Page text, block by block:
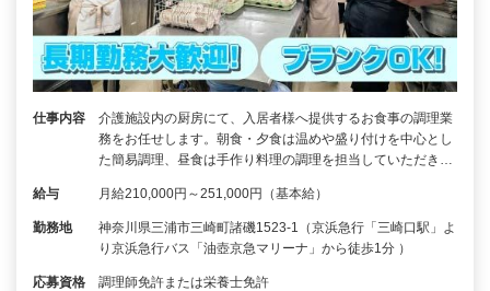
仕事内容
介護施設内の厨房にて、入居者様へ提供するお食事の調理業
務をお任せします。朝食・夕食は温めや盛り付けを中心とし
た簡易調理、昼食は手作り料理の調理を担当していただき…
給与 月給210,000円～251,000円（基本給）
勤務地
神奈川県三浦市三崎町諸磯1523-1（京浜急行「三崎口駅」よ
り京浜急行バス「油壺京急マリーナ」から徒歩1分 ）
応募資格 調理師免許または栄養士免許